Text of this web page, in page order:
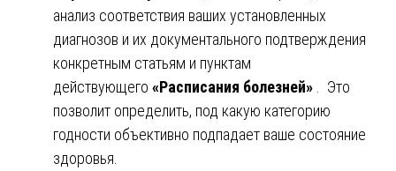
анализ соответствия ваших установленных
диагнозов и их документального подтверждения
конкретным статьям и пунктам
действующего «Расписания болезней»
. Это
позволит определить, под какую категорию
годности объективно подпадает ваше состояние
здоровья.